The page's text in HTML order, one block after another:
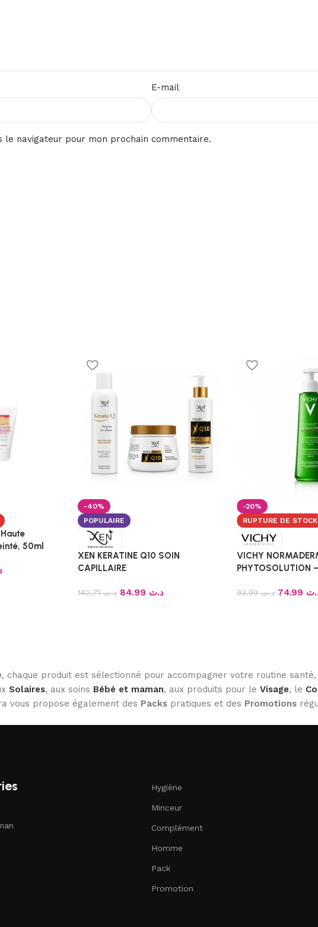
E-mail
navigateur pour mon prochain commentaire.
50ml
-40%
POPULAIRE
XEN KERATINE Q10 SOIN
CAPILLAIRE
د.ت142.71 د.ت
-20%
RUPTURE DE STOCK
VICHY
PHYTOSOLUTION
د.ت93.99
, chaque produit est sélectionné pour accompagner votre routine
Solaires, aux soins Bébé et maman, aux produits pour le Visage, le
vous propose également des Packs pratiques et des Promotions
Hygiène
Minceur
Complément
Homme
Pack
Promotion